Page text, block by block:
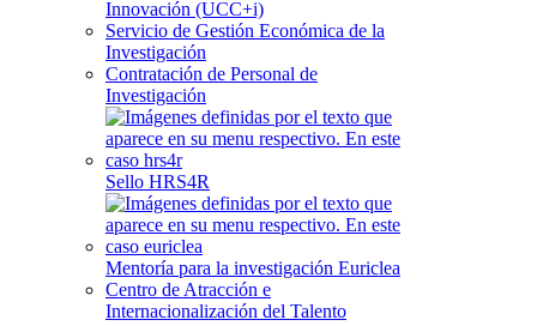
Innovación (UCC+i)
Servicio de Gestión Económica de la
Investigación
Contratación de Personal de
Investigación
Sello HRS4R
Mentoría para la investigación Euriclea
Centro de Atracción e
Internacionalización del Talento